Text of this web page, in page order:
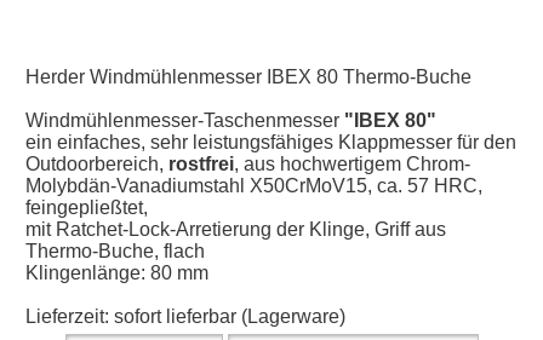
Herder Windmühlenmesser IBEX 80 Thermo-Buche
Windmühlenmesser-Taschenmesser "IBEX 80"
ein einfaches, sehr leistungsfähiges Klappmesser für den
Outdoorbereich, rostfrei, aus hochwertigem Chrom-
Molybdän-Vanadiumstahl X50CrMoV15, ca. 57 HRC,
feingepließtet,
mit Ratchet-Lock-Arretierung der Klinge, Griff aus
Thermo-Buche, flach
Klingenlänge: 80 mm
Lieferzeit: sofort lieferbar (Lagerware)